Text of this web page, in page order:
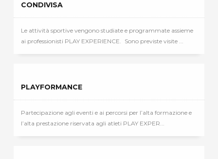
CONDIVISA
Le attività sportive vengono studiate e programmate assieme
ai professionisti PLAY EXPERIENCE. Sono previste visite ...
PLAYFORMANCE
Partecipazione agli eventi e ai percorsi per l’alta formazione e
l’alta prestazione riservata agli atleti PLAY EXPER...